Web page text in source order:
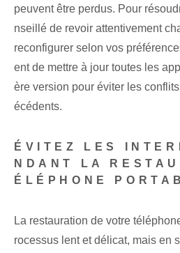
peuvent être perdus. Pour
nseillé de revoir attentivement
reconfigurer selon vos
ent de mettre à jour toutes les
ère version pour éviter les
écédents.
ÉVITEZ LES
NDANT LA
ÉLÉPHONE
La restauration de votre
rocessus lent et délicat, mais en